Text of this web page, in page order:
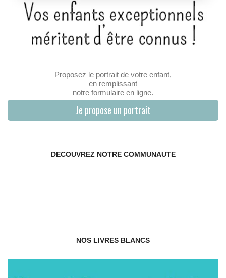
Proposez le portrait de votre enfant,
en remplissant
notre formulaire en ligne.
Je propose un portrait
DÉCOUVREZ NOTRE COMMUNAUTÉ
NOS LIVRES BLANCS